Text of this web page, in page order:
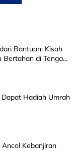
Bantuan: Kisah
Bertahan di Tengah
Hadiah Umrah
Kebanjiran